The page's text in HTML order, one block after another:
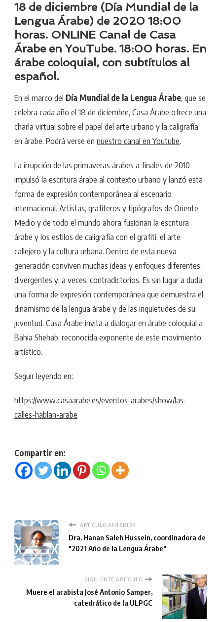
18 de diciembre (Día Mundial de la
Lengua Árabe) de 2020 18:00
horas. ONLINE Canal de Casa
Árabe en YouTube. 18:00 horas. En
árabe coloquial, con subtítulos al
español.
En el marco del Día Mundial de la Lengua Árabe, que se
celebra cada año el 18 de diciembre, Casa Árabe ofrece una
charla virtual sobre el papel del arte urbano y la caligrafía
en árabe. Podrá verse en nuestro canal en Youtube.
La irrupción de las primaveras árabes a finales de 2010
impulsó la escritura árabe al contexto urbano y lanzó esta
forma de expresión contemporánea al escenario
internacional. Artistas, grafiteros y tipógrafos de Oriente
Medio y de todo el mundo ahora fusionan la escritura
árabe y los estilos de caligrafía con el grafiti, el arte
callejero y la cultura urbana. Dentro de esta nueva
generación conviven muchas ideas y enfoques diferentes,
divergentes y, a veces, contradictorios. Es sin lugar a duda
una forma de expresión contemporánea que demuestra el
dinamismo de la lengua árabe y de las inquietudes de su
juventud. Casa Árabe invita a dialogar en árabe coloquial a
Bahia Shehab, reconocida exponente de este movimiento
artístico.
Seguir leyendo en:
https://www.casaarabe.es/eventos-arabes/show/las-
calles-hablan-arabe
Compartir en:
ARTÍCULO ANTERIOR
Dra. Hanan Saleh Hussein, coordinadora de
"2021 Año de la Lengua Árabe"
SIGUIENTE ARTÍCULO
Muere el arabista José Antonio Samper,
catedrático de la ULPGC